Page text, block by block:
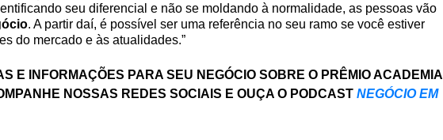
seu diferencial e não se moldando à normalidade, as pessoas vão
. A partir daí, é possível ser uma referência no seu ramo se você estiver
do mercado e às atualidades.”
E INFORMAÇÕES PARA SEU NEGÓCIO SOBRE O PRÊMIO ACADEMIA
NOSSAS REDES SOCIAIS E OUÇA O PODCAST NEGÓCIO EM